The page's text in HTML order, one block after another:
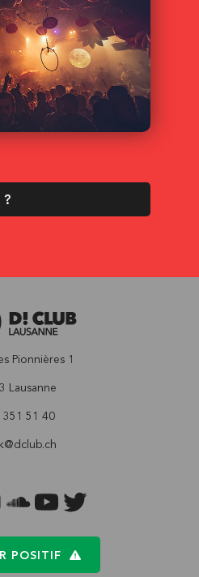
?
Pionnières 1
Lausanne
351 51 40
SOUNDCLOUD
YOUTUBETWITTER
POSITIF